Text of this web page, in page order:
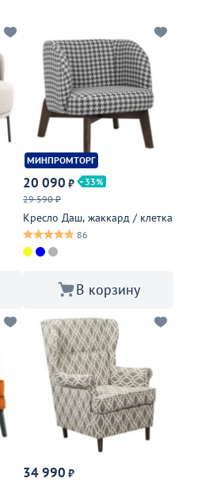
МИНПРОМТОРГ
20 090 ₽
33
29 590 ₽
Кресло Даш, жаккард / клетка
86
В корзину
34 990 ₽